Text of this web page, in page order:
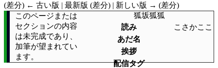
(差分) ← 古い版 | 最新版 (差分) | 新しい版 → (差分)
狐坂狐狐
読み
こさかここ
あだ名
挨拶
配信タグ
このページまたは
セクションの内容
は未完成であり、
加筆が望まれてい
ます。